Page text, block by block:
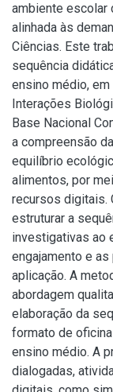
ambiente escolar
alinhada às
Ciências. Este
sequência
ensino médio,
Interações
Base Nacional
a compreensão
equilíbrio
alimentos, por
recursos digitais.
estruturar a
investigativas ao
engajamento e
aplicação. A
abordagem
elaboração da
formato de
ensino médio. A
dialogadas,